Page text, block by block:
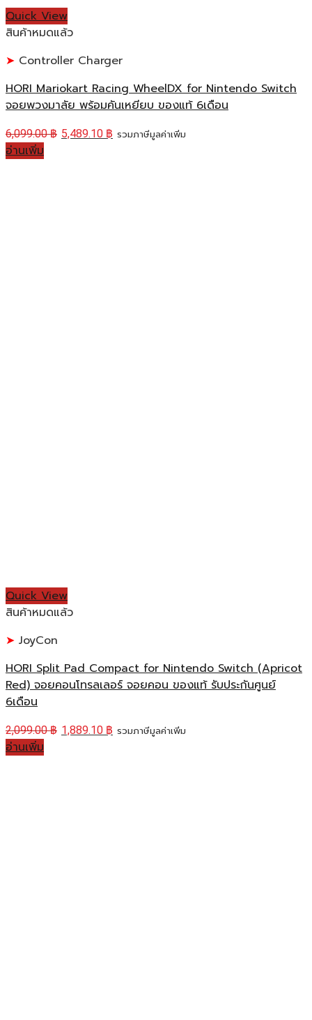
Quick View
สินค้าหมดแล้ว
Controller Charger
HORI Mariokart Racing WheelDX for Nintendo Switch
จอยพวงมาลัย พร้อมคันเหยียบ ของแท้ 6เดือน
6,099.00฿ 5,489.10 ฿ รวมภาษีมูลค่าเพิ่ม
อ่านเพิ่ม
Quick View
สินค้าหมดแล้ว
JoyCon
HORI Split Pad Compact for Nintendo Switch (Apricot
Red) จอยคอนโทรลเลอร์ จอยคอน ของแท้ รับประกันศูนย์
6เดือน
2,099.00฿ 1,889.10 ฿ รวมภาษีมูลค่าเพิ่ม
อ่านเพิ่ม